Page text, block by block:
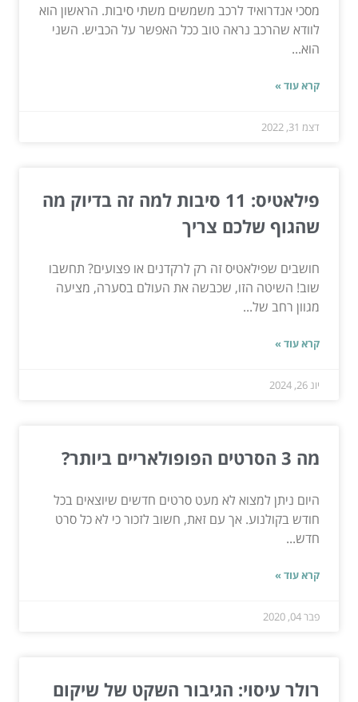
מסכי אנדרואיד לרכב משמשים משתי סיבות. הראשון הוא
לוודא שהרכב נראה טוב ככל האפשר על הכביש. השני
הוא...
קרא עוד »
דצמ 31, 2022
פילאטיס: 11 סיבות למה זה בדיוק מה
שהגוף שלכם צריך
חושבים שפילאטיס זה רק לרקדנים או פצועים? תחשבו
שוב! השיטה הזו, שכבשה את העולם בסערה, מציעה
מגוון רחב של...
קרא עוד »
יונ 26, 2024
מה 3 הסרטים הפופולאריים ביותר?
היום ניתן למצוא לא מעט סרטים חדשים שיוצאים בכל
חודש בקולנוע. אך עם זאת, חשוב לזכור כי לא כל סרט
חדש...
קרא עוד »
פבר 04, 2020
רולר עיסוי: הגיבור השקט של שיקום